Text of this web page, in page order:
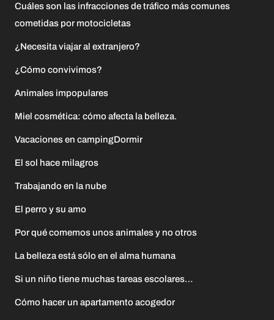
Cuáles son las infracciones de tráfico más comunes
cometidas por motocicletas
¿Necesita viajar al extranjero?
¿Cómo convivimos?
Animales impopulares
Miel cosmética: cómo afecta la belleza.
Vacaciones en campingDormir
El sol hace milagros
Trabajando en la nube
El perro y su amo
Por qué comemos unos animales y no otros
La belleza está sólo en el alma humana
Si un niño tiene muchas tareas escolares…
Cómo hacer un apartamento acogedor